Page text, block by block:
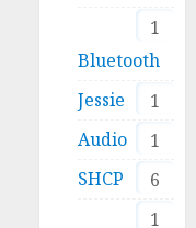
1
Bluetooth
1
Jessie
1
Audio
6
SHCP
1